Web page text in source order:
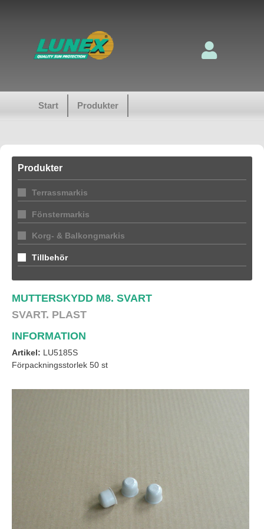
Start Produkter
Produkter
Terrassmarkis
Fönstermarkis
Korg- & Balkongmarkis
Tillbehör
MUTTERSKYDD M8. SVART
SVART. PLAST
INFORMATION
Artikel: LU5185S
Förpackningsstorlek 50 st